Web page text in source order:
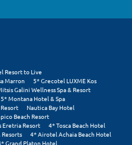
Resort to Live
Marron
5* Grecotel LUXME Kos
Galini Wellness Spa & Resort
5* Montana Hotel & Spa
Nautica Bay Hotel
Beach Resort
Eretria Resort
4* Tosca Beach Hotel
4* Airotel Achaia Beach Hotel
Grand Platon Hotel